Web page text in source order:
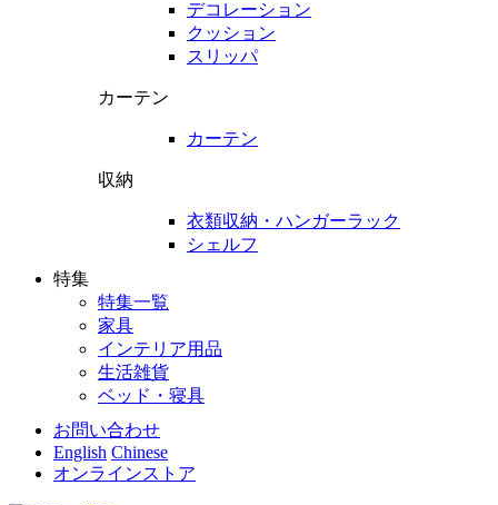
デコレーション
クッション
スリッパ
カーテン
カーテン
収納
衣類収納・ハンガーラック
シェルフ
特集
特集一覧
家具
インテリア用品
生活雑貨
ベッド・寝具
お問い合わせ
English Chinese
オンラインストア